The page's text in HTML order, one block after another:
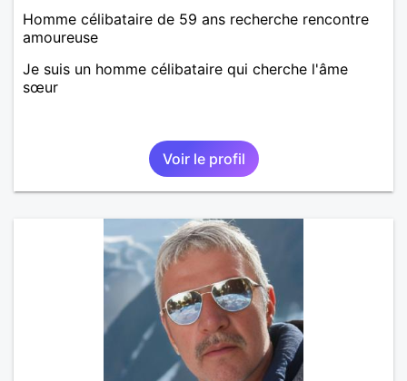
Homme célibataire de 59 ans recherche rencontre
amoureuse
Je suis un homme célibataire qui cherche l'âme
sœur
Voir le profil